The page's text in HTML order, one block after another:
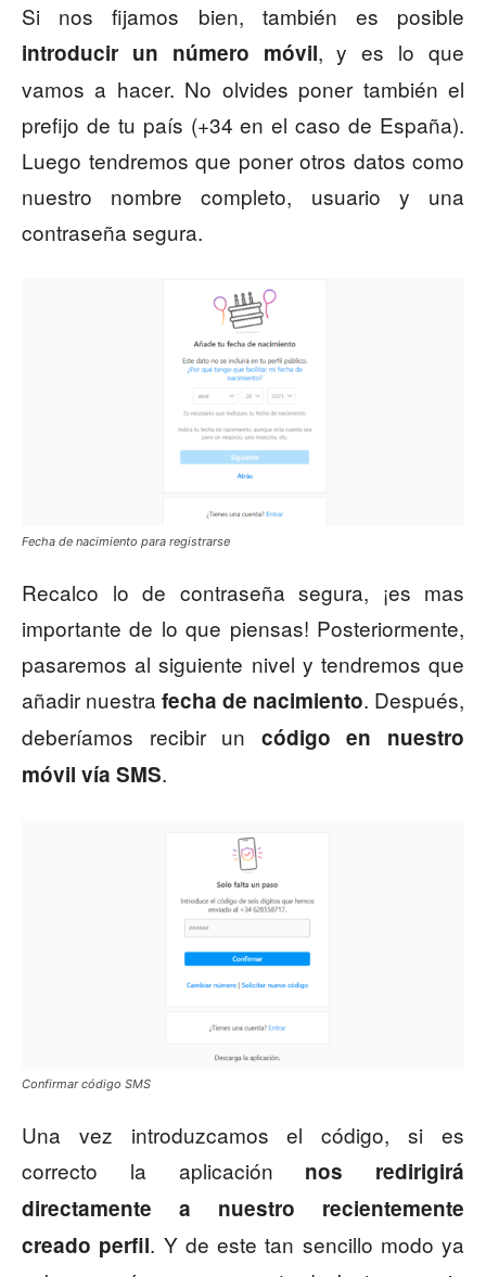
Si nos fijamos bien, también es posible
introducir un número móvil, y es lo que
vamos a hacer. No olvides poner también el
prefijo de tu país (+34 en el caso de España).
Luego tendremos que poner otros datos como
nuestro nombre completo, usuario y una
contraseña segura.
Fecha de nacimiento para registrarse
Recalco lo de contraseña segura, ¡es mas
importante de lo que piensas! Posteriormente,
pasaremos al siguiente nivel y tendremos que
añadir nuestrafecha de nacimiento. Después,
deberíamos recibir un código en nuestro
móvil vía SMS.
Confirmar código SMS
Una vez introduzcamos el código, si es
correcto la aplicación nos redirigirá
directamente a nuestro recientemente
creado perfil. Y de este tan sencillo modo ya